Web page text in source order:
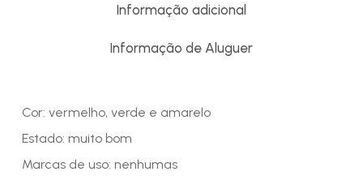
Informação adicional
Informação de Aluguer
Cor: vermelho, verde e amarelo
Estado: muito bom
Marcas de uso: nenhumas